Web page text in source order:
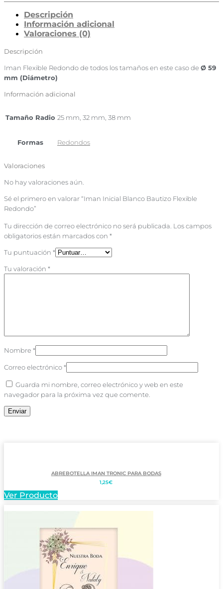
Descripción
Información adicional
Valoraciones (0)
Descripción
Iman Flexible Redondo de todos los tamaños en este caso de Ø 59
mm (Diámetro)
Información adicional
Tamaño Radio 25 mm, 32 mm, 38 mm
Formas Redondos
Valoraciones
No hay valoraciones aún.
Sé el primero en valorar “Iman Inicial Blanco Bautizo Flexible
Redondo”
Tu dirección de correo electrónico no será publicada. Los campos
obligatorios están marcados con *
Tu puntuación *
Tu valoración *
Nombre *
Correo electrónico*
Guarda mi nombre, correo electrónico y web en este
navegador para la próxima vez que comente.
ABREBOTELLA IMAN TRONIC PARA BODAS
1,25€
Ver Producto